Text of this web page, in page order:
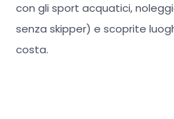
con gli sport acquatici,
senza skipper) e scoprite
costa.